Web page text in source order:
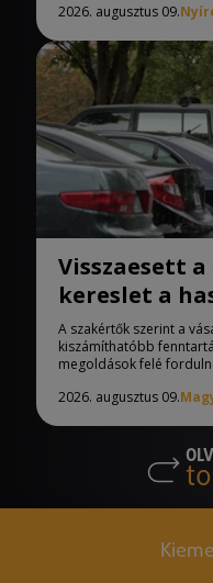
2026. augusztus 09.
Visszaesett
kereslet a
A szakértők szerint a
kiszámíthatóbb
megoldások felé
2026. augusztus 09.